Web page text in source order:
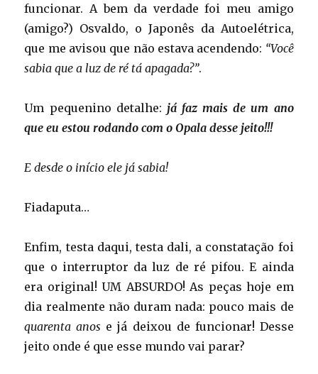
funcionar. A bem da verdade foi meu amigo
(amigo?) Osvaldo, o Japonês da Autoelétrica,
que me avisou que não estava acendendo: “Você
sabia que a luz de ré tá apagada?”.
Um pequenino detalhe: já faz mais de um ano
que eu estou rodando com o Opala desse jeito!!!
E desde o início ele já sabia!
Fiadaputa…
Enfim, testa daqui, testa dali, a constatação foi
que o interruptor da luz de ré pifou. E ainda
era original! UM ABSURDO! As peças hoje em
dia realmente não duram nada: pouco mais de
quarenta anos e já deixou de funcionar! Desse
jeito onde é que esse mundo vai parar?